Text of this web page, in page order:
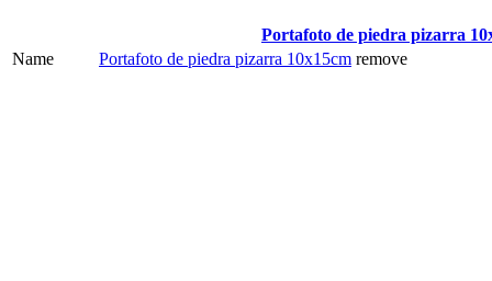
Portafoto de piedra pizarra
Name
Portafoto de piedra pizarra 10x15cm remove